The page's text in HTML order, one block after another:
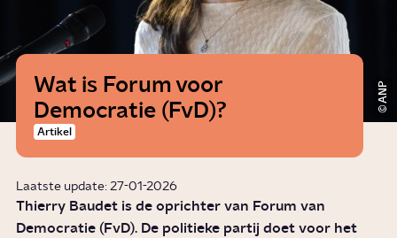
ANP
Wat is Forum voor
Democratie (FvD)?
Artikel
Laatste update: 27-01-2026
Thierry Baudet is de oprichter van Forum van
Democratie (FvD). De politieke partij doet voor het